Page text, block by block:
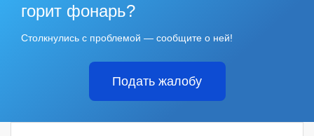
горит фонарь?
Столкнулись с проблемой — сообщите о ней!
Подать жалобу